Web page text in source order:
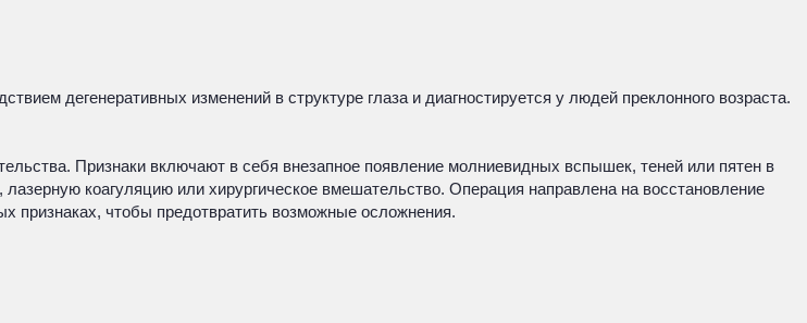
дегенеративных изменений в структуре глаза и диагностируется у людей преклонного возраста.
Признаки включают в себя внезапное появление молниевидных вспышек, теней или пятен в
коагуляцию или хирургическое вмешательство. Операция направлена на восстановление
признаках, чтобы предотвратить возможные осложнения.